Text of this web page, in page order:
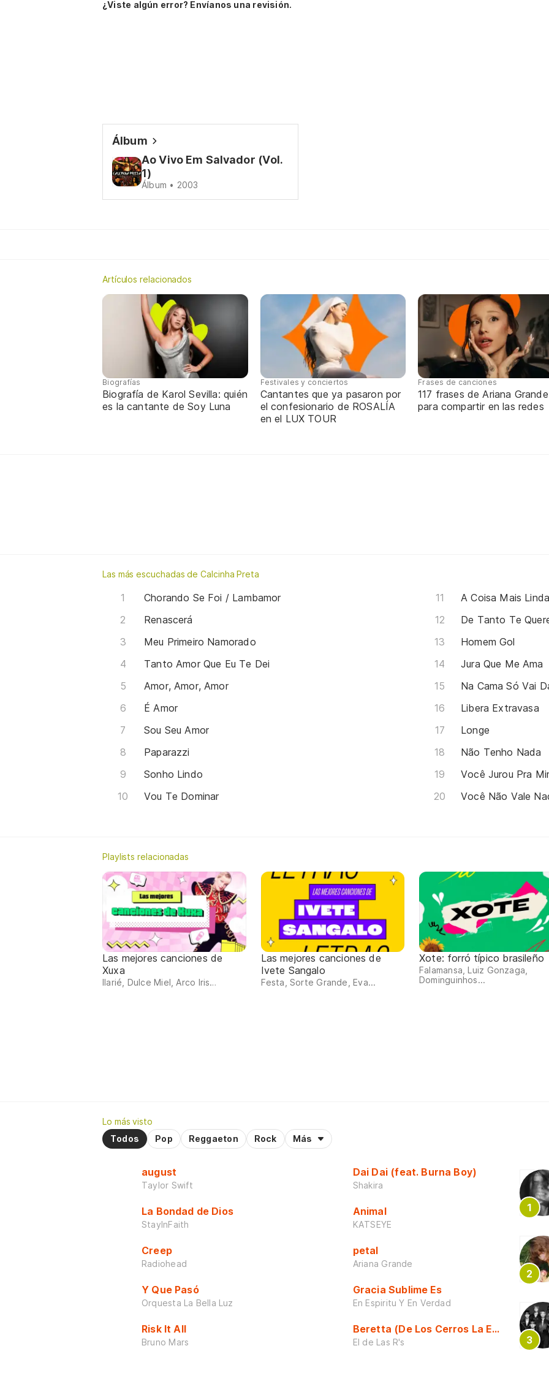
¿Viste algún error? Envíanos una revisión.
Álbum
Ao Vivo Em Salvador (Vol.
1)
Álbum • 2003
Artículos relacionados
Biografías
Biografía de Karol Sevilla: quién
es la cantante de Soy Luna
Festivales y conciertos
Cantantes que ya pasaron por
el confesionario de ROSALÍA
en el LUX TOUR
Frases de canciones
117 frases de Ariana Grande
para compartir en las redes
Las más escuchadas de Calcinha Preta
Chorando Se Foi / Lambamor
Renascerá
Meu Primeiro Namorado
Tanto Amor Que Eu Te Dei
Amor, Amor, Amor
É Amor
Sou Seu Amor
Paparazzi
Sonho Lindo
Vou Te Dominar
A Coisa Mais
De Tanto Te
Homem Gol
Jura Que Me Ama
Na Cama Só Vai
Libera Extravasa
Longe
Não Tenho Nada
Você Jurou Pra
Você Não Vale
Playlists relacionadas
Las mejores canciones de
Xuxa
Ilarié, Dulce Miel, Arco Iris…
Las mejores canciones de
Ivete Sangalo
Festa, Sorte Grande, Eva...
Xote: forró típico brasileño
Falamansa, Luiz Gonzaga,
Dominguinhos...
Lo más visto
Todos
Pop Reggaeton Rock Más
august
Taylor Swift
La Bondad de Dios
StayInFaith
Creep
Radiohead
Y Que Pasó
Orquesta La Bella Luz
Risk It All
Bruno Mars
Dai Dai (feat. Burna Boy)
Shakira
Animal
KATSEYE
petal
Ariana Grande
Gracia Sublime Es
En Espiritu Y En Verdad
Beretta (De Los Cerros La Escuela)
El de Las R's